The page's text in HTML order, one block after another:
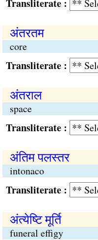
:
अंतरतम
core
:
अंतराल
space
:
अंतिम पलस्तर
intonaco
:
अंत्येष्टि मूर्ति
funeral effigy